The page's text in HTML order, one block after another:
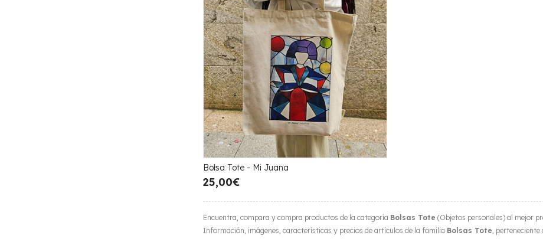
Encuentra, compara y compra productos de la categoría Bolsas Tote (Objetos personales) al mejor
Información, imágenes, características y precios de artículos de la familia Bolsas Tote, perteneciente
Bolsa Tote - Mi Juana
25,00€